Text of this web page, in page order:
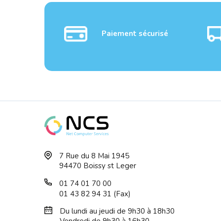
TP-LINK
AV1200 Gigabit Passthrough
Po...
Paiement sécurisé
7 Rue du 8 Mai 1945
94470 Boissy st Leger
01 74 01 70 00
01 43 82 94 31 (Fax)
Du lundi au jeudi de 9h30 à 18h30